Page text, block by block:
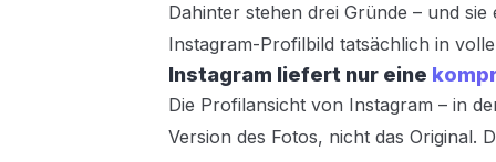
Dahinter stehen drei Gründe – und
Instagram-Profilbild tatsächlich in
Instagram liefert nur eine
Die Profilansicht von Instagram – in
Version des Fotos, nicht das Original.